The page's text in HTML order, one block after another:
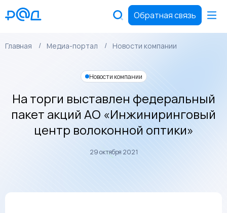
Обратная связь
Главная Медиа-портал Новости компании
Новости компании
На торги выставлен федеральный
пакет акций АО «Инжиниринговый
центр волоконной оптики»
29 октября 2021